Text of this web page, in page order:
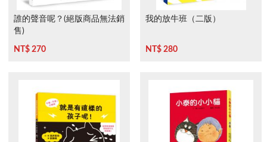
誰的聲音呢？(絕版商品無法銷
售)
NT$ 270
我的放牛班（二版）
NT$ 280